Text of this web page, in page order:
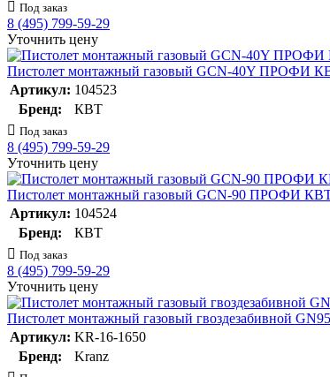
Под заказ
8 (495) 799-59-29
Уточнить цену
Пистолет монтажный газовый GCN-40Y ПРОФИ
Артикул: 104523
Бренд:
КВТ
Под заказ
8 (495) 799-59-29
Уточнить цену
Пистолет монтажный газовый GCN-90 ПРОФИ
Артикул: 104524
Бренд:
КВТ
Под заказ
8 (495) 799-59-29
Уточнить цену
Пистолет монтажный газовый гвоздезабивной
Артикул: KR-16-1650
Бренд:
Kranz